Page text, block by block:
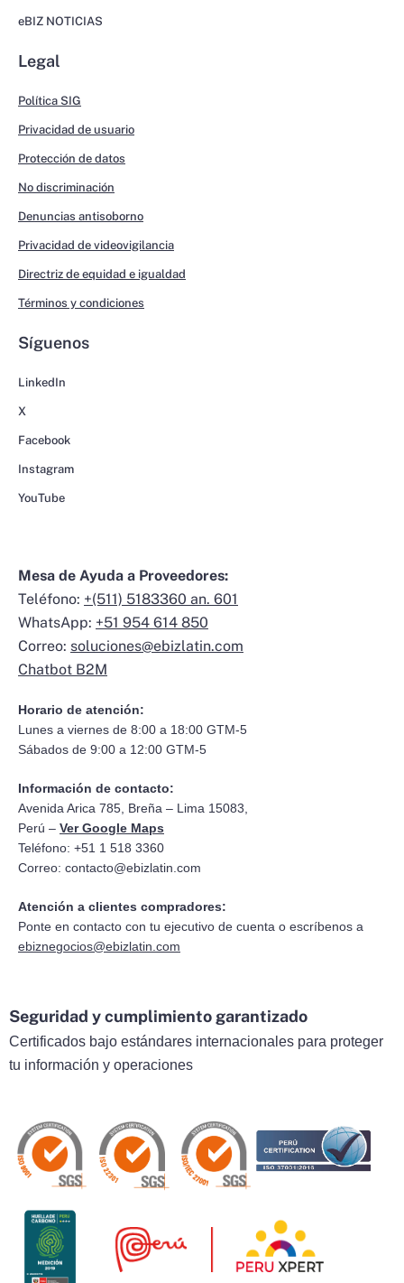
eBIZ NOTICIAS
Legal
Política SIG
Privacidad de usuario
Protección de datos
No discriminación
Denuncias antisoborno
Privacidad de videovigilancia
Directriz de equidad e igualdad
Términos y condiciones
Síguenos
LinkedIn
X
Facebook
Instagram
YouTube
Mesa de Ayuda a Proveedores:
Teléfono: +(511) 5183360 an. 601
WhatsApp: +51 954 614 850
Correo: soluciones@ebizlatin.com
Chatbot B2M
Horario de atención:
Lunes a viernes de 8:00 a 18:00 GTM-5
Sábados de 9:00 a 12:00 GTM-5
Información de contacto:
Avenida Arica 785, Breña – Lima 15083,
Perú – Ver Google Maps
Teléfono: +51 1 518 3360
Correo: contacto@ebizlatin.com
Atención a clientes compradores:
Ponte en contacto con tu ejecutivo de cuenta o escríbenos a
ebiznegocios@ebizlatin.com
Seguridad y cumplimiento garantizado
Certificados bajo estándares internacionales para proteger
tu información y operaciones